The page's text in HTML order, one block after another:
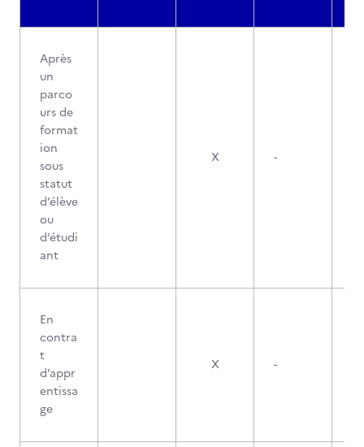
Après
un
parco
urs de
format
ion
sous
statut
d’élève
ou
d’étudi
ant
X -
En
contra
t
d’appr
entissa
ge
X -